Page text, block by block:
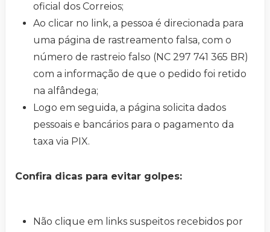
oficial dos Correios;
Ao clicar no link, a pessoa é direcionada para
uma página de rastreamento falsa, com o
número de rastreio falso (NC 297 741 365 BR)
com a informação de que o pedido foi retido
na alfândega;
Logo em seguida, a página solicita dados
pessoais e bancários para o pagamento da
taxa via PIX.
Confira dicas para evitar golpes:
Não clique em links suspeitos recebidos por